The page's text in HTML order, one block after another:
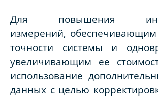
Для повышения
измерений,
точности системы и
увеличивающим ее
использование
данных с целью